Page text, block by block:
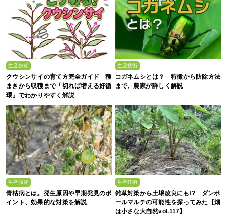
生産技術
クウシンサイの育て方完全ガイド 種
まきから収穫まで「切れば増える好循
環」でわかりやすく解説
生産技術
コガネムシとは？ 特徴から防除方法
まで、農家が詳しく解説
生産技術
青枯病とは。発生原因や早期発見のポ
イント、効果的な対策を解説
生産技術
雑草対策から土壌改良にも!? ダンボ
ールマルチの可能性を探ってみた【畑
は小さな大自然vol.117】